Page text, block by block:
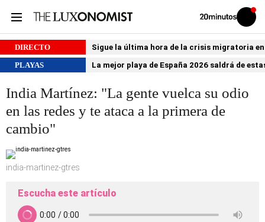
Volver
Iniciar
sesión
DIRECTO
Sigue la última hora de la crisis migratoria
PLAYAS
La mejor playa de España 2026 saldrá de
India Martínez: "La gente vuelca su odio
en las redes y te ataca a la primera de
cambio"
india-martinez-gtres
Escucha este artículo